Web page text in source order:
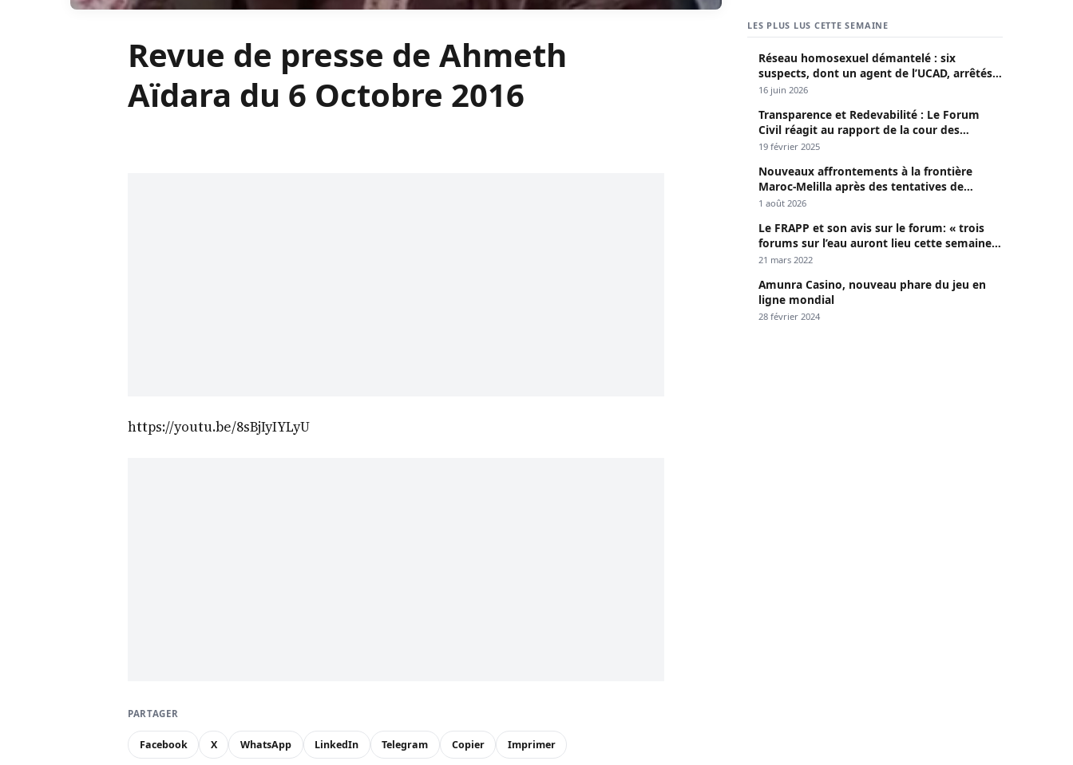
Revue de presse de Ahmeth
Aïdara du 6 Octobre 2016
https://youtu.be/8sBjIyIYLyU
PARTAGER
Facebook X WhatsApp LinkedIn Telegram Copier Imprimer
LES PLUS LUS CETTE SEMAINE
Réseau homosexuel démantelé : six
suspects, dont un agent de l’UCAD, arrêtés à
Keur Massar ; l’un avoue avoir propagé le
16 juin 2026
Transparence et Redevabilité : Le Forum
Civil réagit au rapport de la cour des
comptes
19 février 2025
Nouveaux affrontements à la frontière
Maroc-Melilla après des tentatives de
passage
1 août 2026
Le FRAPP et son avis sur le forum: « trois
forums sur l’eau auront lieu cette semaine à
Dakar »
21 mars 2022
Amunra Casino, nouveau phare du jeu en
ligne mondial
28 février 2024